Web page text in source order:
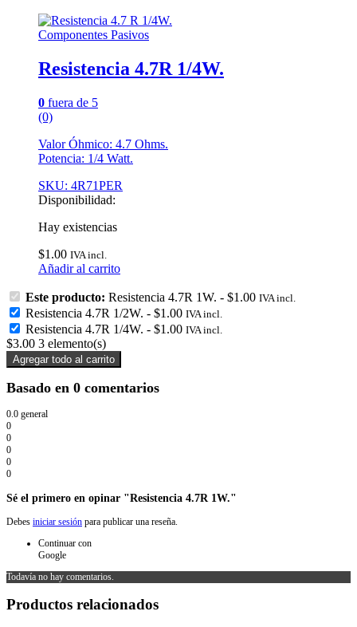
Componentes Pasivos
Resistencia 4.7R 1/4W.
0 fuera de 5
(0)
Valor Óhmico: 4.7 Ohms.
Potencia: 1/4 Watt.
SKU: 4R71PER
Disponibilidad:
Hay existencias
$1.00 IVA incl.
Añadir al carrito
Este producto: Resistencia 4.7R 1W. - $1.00 IVA incl.
Resistencia 4.7R 1/2W. - $1.00 IVA incl.
Resistencia 4.7R 1/4W. - $1.00 IVA incl.
$3.00 3 elemento(s)
Agregar todo al carrito
Basado en 0 comentarios
0.0 general
0
0
0
0
0
Sé el primero en opinar "Resistencia 4.7R 1W."
Debes iniciar sesión para publicar una reseña.
Continuar con
Google
Todavía no hay comentarios.
Productos relacionados